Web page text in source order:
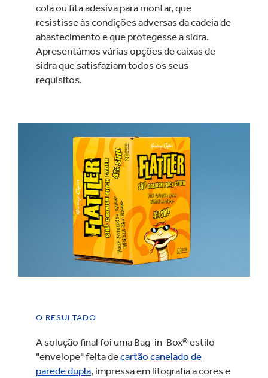
cola ou fita adesiva para montar, que
resistisse às condições adversas da cadeia de
abastecimento e que protegesse a sidra.
Apresentámos várias opções de caixas de
sidra que satisfaziam todos os seus
requisitos.
O RESULTADO
A solução final foi uma Bag-in-Box® estilo
"envelope" feita decartão canelado de
parede dupla, impressa em litografia a cores e